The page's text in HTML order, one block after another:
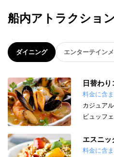
船内アトラクション
ダイニング エンターテイン
日替わ
料金に含
カジュアル
ビュッフェ
エスニッ
料金に含